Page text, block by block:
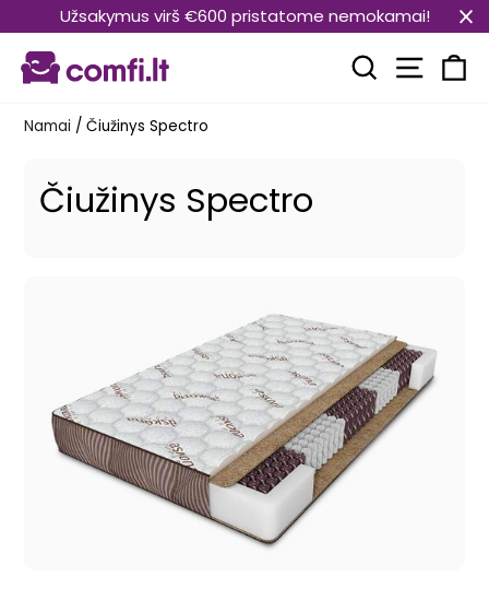
prie
turinio
Užsakymus virš €600 pristatome nemokamai!
Paieška
Namai / Čiužinys Spectro
Čiužinys Spectro